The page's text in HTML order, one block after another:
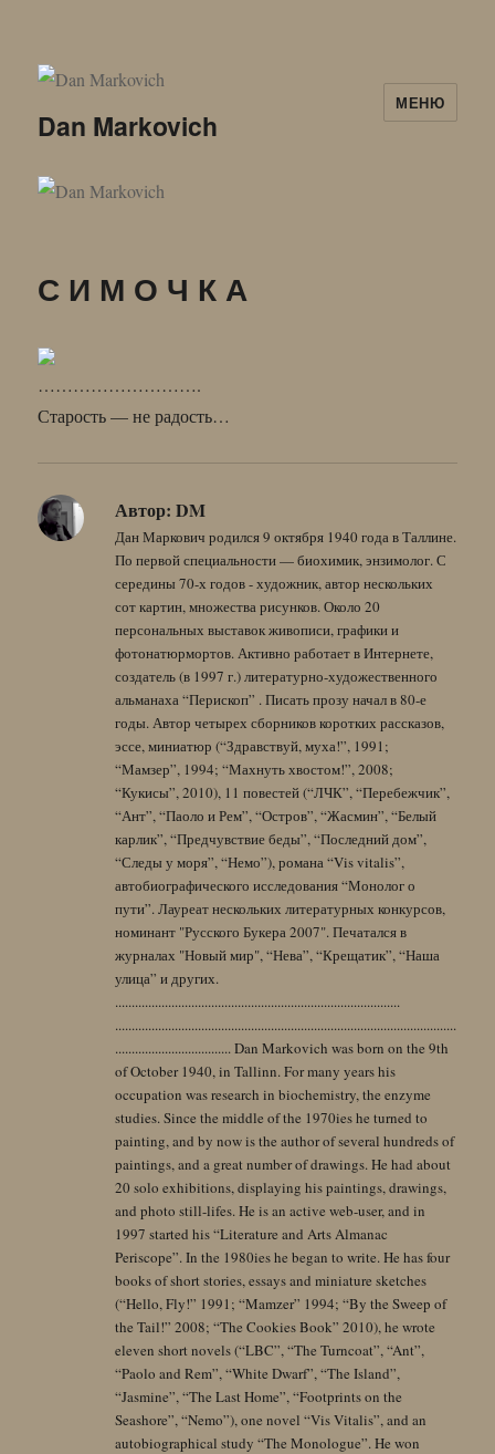
Dan Markovich
МЕНЮ
С И М О Ч К А
……………………….
Старость — не радость…
Автор: DM
Дан Маркович родился 9 октября 1940 года в Таллине.
По первой специальности — биохимик, энзимолог. С
середины 70-х годов - художник, автор нескольких
сот картин, множества рисунков. Около 20
персональных выставок живописи, графики и
фотонатюрмортов. Активно работает в Интернете,
создатель (в 1997 г.) литературно-художественного
альманаха “Перископ” . Писать прозу начал в 80-е
годы. Автор четырех сборников коротких рассказов,
эссе, миниатюр (“Здравствуй, муха!”, 1991;
“Мамзер”, 1994; “Махнуть хвостом!”, 2008;
“Кукисы”, 2010), 11 повестей (“ЛЧК”, “Перебежчик”,
“Ант”, “Паоло и Рем”, “Остров”, “Жасмин”, “Белый
карлик”, “Предчувствие беды”, “Последний дом”,
“Следы у моря”, “Немо”), романа “Vis vitalis”,
автобиографического исследования “Монолог о
пути”. Лауреат нескольких литературных конкурсов,
номинант "Русского Букера 2007". Печатался в
журналах "Новый мир", “Нева”, “Крещатик”, “Наша
улица” и других.
......................................................................................
.......................................................................................................
................................... Dan Markovich was born on the 9th
of October 1940, in Tallinn. For many years his
occupation was research in biochemistry, the enzyme
studies. Since the middle of the 1970ies he turned to
painting, and by now is the author of several hundreds of
paintings, and a great number of drawings. He had about
20 solo exhibitions, displaying his paintings, drawings,
and photo still-lifes. He is an active web-user, and in
1997 started his “Literature and Arts Almanac
Periscope”. In the 1980ies he began to write. He has four
books of short stories, essays and miniature sketches
(“Hello, Fly!” 1991; “Mamzer” 1994; “By the Sweep of
the Tail!” 2008; “The Cookies Book” 2010), he wrote
eleven short novels (“LBC”, “The Turncoat”, “Ant”,
“Paolo and Rem”, “White Dwarf”, “The Island”,
“Jasmine”, “The Last Home”, “Footprints on the
Seashore”, “Nemo”), one novel “Vis Vitalis”, and an
autobiographical study “The Monologue”. He won